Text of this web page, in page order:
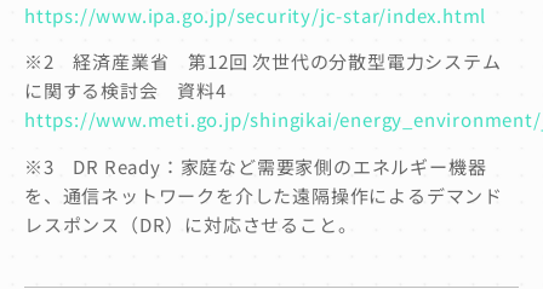
https://www.ipa.go.jp/security/jc-star/index.html
※2 経済産業省 第12回 次世代の分散型電力システム
に関する検討会 資料4
https://www.meti.go.jp/shingikai/
※3 DR Ready：家庭など需要家側のエネルギー機器
を、通信ネットワークを介した遠隔操作によるデマンド
レスポンス（DR）に対応させること。